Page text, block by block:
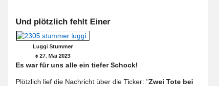
Und plötzlich fehlt Einer
Luggi Stummer
♠ 27. Mai 2023
Es war für uns alle ein tiefer Schock!
Plötzlich lief die Nachricht über die Ticker: "Zwei Tote bei